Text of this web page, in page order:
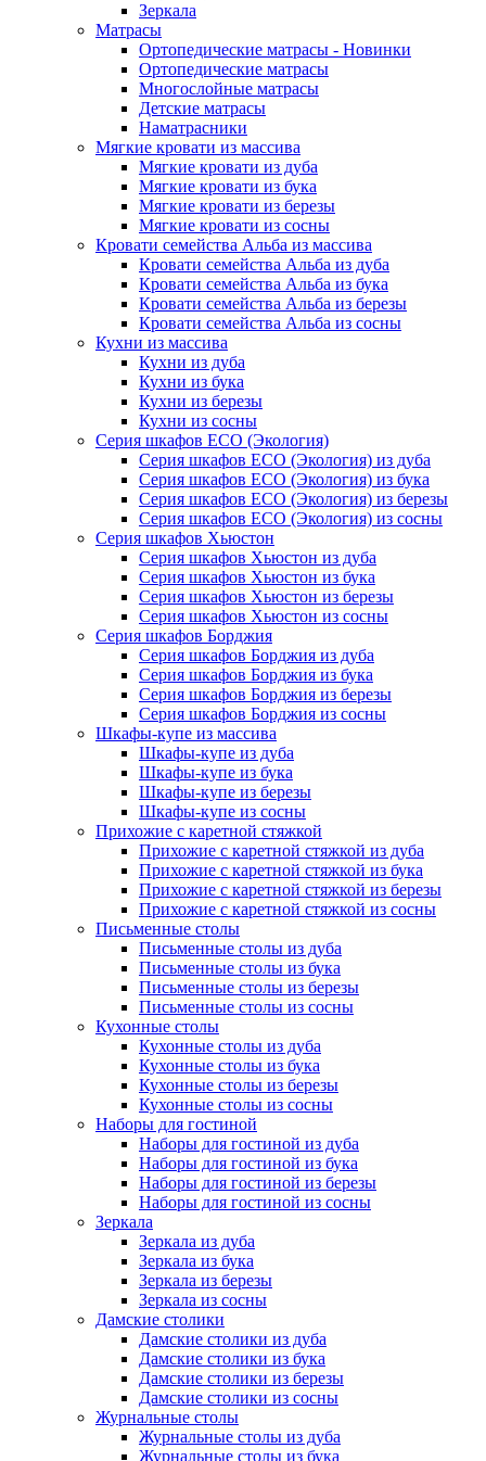
Зеркала
Матрасы
Ортопедические матрасы - Новинки
Ортопедические матрасы
Многослойные матрасы
Детские матрасы
Наматрасники
Мягкие кровати из массива
Мягкие кровати из дуба
Мягкие кровати из бука
Мягкие кровати из березы
Мягкие кровати из сосны
Кровати семейства Альба из массива
Кровати семейства Альба из дуба
Кровати семейства Альба из бука
Кровати семейства Альба из березы
Кровати семейства Альба из сосны
Кухни из массива
Кухни из дуба
Кухни из бука
Кухни из березы
Кухни из сосны
Серия шкафов ECO (Экология)
Серия шкафов ECO (Экология) из дуба
Серия шкафов ECO (Экология) из бука
Серия шкафов ECO (Экология) из березы
Серия шкафов ECO (Экология) из сосны
Серия шкафов Хьюстон
Серия шкафов Хьюстон из дуба
Серия шкафов Хьюстон из бука
Серия шкафов Хьюстон из березы
Серия шкафов Хьюстон из сосны
Серия шкафов Борджия
Серия шкафов Борджия из дуба
Серия шкафов Борджия из бука
Серия шкафов Борджия из березы
Серия шкафов Борджия из сосны
Шкафы-купе из массива
Шкафы-купе из дуба
Шкафы-купе из бука
Шкафы-купе из березы
Шкафы-купе из сосны
Прихожие с каретной стяжкой
Прихожие с каретной стяжкой из дуба
Прихожие с каретной стяжкой из бука
Прихожие с каретной стяжкой из березы
Прихожие с каретной стяжкой из сосны
Письменные столы
Письменные столы из дуба
Письменные столы из бука
Письменные столы из березы
Письменные столы из сосны
Кухонные столы
Кухонные столы из дуба
Кухонные столы из бука
Кухонные столы из березы
Кухонные столы из сосны
Наборы для гостиной
Наборы для гостиной из дуба
Наборы для гостиной из бука
Наборы для гостиной из березы
Наборы для гостиной из сосны
Зеркала
Зеркала из дуба
Зеркала из бука
Зеркала из березы
Зеркала из сосны
Дамские столики
Дамские столики из дуба
Дамские столики из бука
Дамские столики из березы
Дамские столики из сосны
Журнальные столы
Журнальные столы из дуба
Журнальные столы из бука